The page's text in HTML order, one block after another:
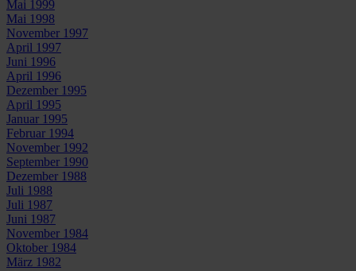
Mai 1999
Mai 1998
November 1997
April 1997
Juni 1996
April 1996
Dezember 1995
April 1995
Januar 1995
Februar 1994
November 1992
September 1990
Dezember 1988
Juli 1988
Juli 1987
Juni 1987
November 1984
Oktober 1984
März 1982